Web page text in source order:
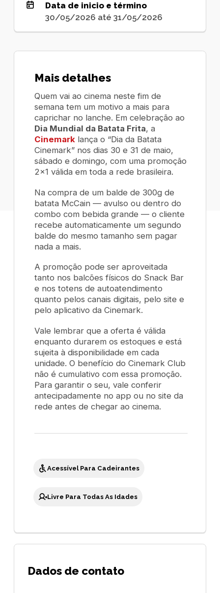
Data de inicio e término
30/05/2026 até 31/05/2026
Mais detalhes
Quem vai ao cinema neste fim de
semana tem um motivo a mais para
caprichar no lanche. Em celebração ao
Dia Mundial da Batata Frita, a
Cinemark lança o “Dia da Batata
Cinemark” nos dias 30 e 31 de maio,
sábado e domingo, com uma promoção
2×1 válida em toda a rede brasileira.
Na compra de um balde de 300g de
batata McCain — avulso ou dentro do
combo com bebida grande — o cliente
recebe automaticamente um segundo
balde do mesmo tamanho sem pagar
nada a mais.
A promoção pode ser aproveitada
tanto nos balcões físicos do Snack Bar
e nos totens de autoatendimento
quanto pelos canais digitais, pelo site e
pelo aplicativo da Cinemark.
Vale lembrar que a oferta é válida
enquanto durarem os estoques e está
sujeita à disponibilidade em cada
unidade. O benefício do Cinemark Club
não é cumulativo com essa promoção.
Para garantir o seu, vale conferir
antecipadamente no app ou no site da
rede antes de chegar ao cinema.
Acessível Para Cadeirantes
Livre Para Todas As Idades
Dados de contato